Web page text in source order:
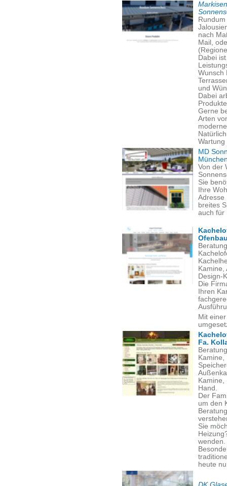
nach
Mail,
Dabei
Wunsch
und
Dabei
Gerne
Arten
MD
Von der
Sie
Ihre
Adresse
breites
auch für
Design-
Die
Ihren
Mit
Fa.
Hand.
Der
um den
Sie
wenden.
heute